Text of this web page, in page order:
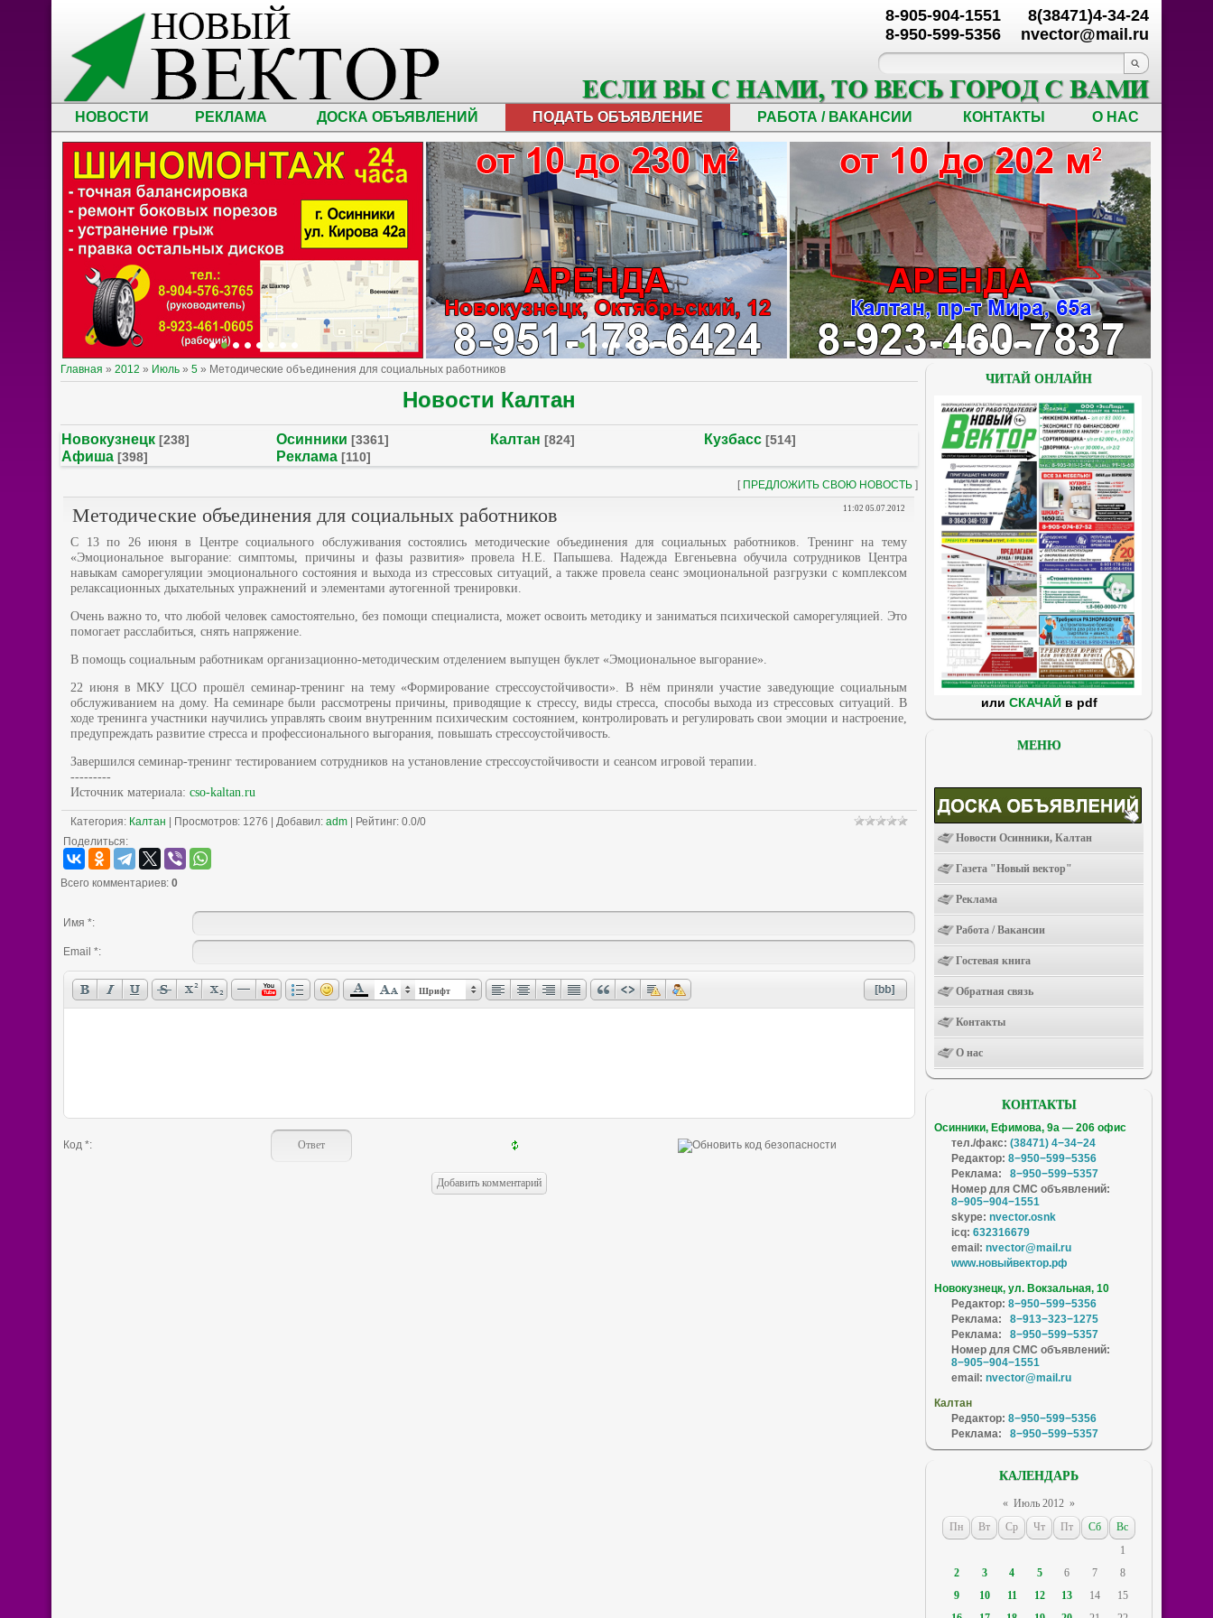
8(38471)4-34-24
nvector@mail.ru
8-905-904-1551
8-950-599-5356
НОВОСТИ РЕКЛАМА ДОСКА ОБЪЯВЛЕНИЙ ПОДАТЬ ОБЪЯВЛЕНИЕ РАБОТА / ВАКАНСИИ КОНТАКТЫ О НАС
Главная » 2012 » Июль » 5 » Методические объединения для социальных работников
Новости Калтан
Новокузнецк [238] Осинники [3361] Калтан [824] Кузбасс [514]
Афиша [398] Реклама [110]
[ ПРЕДЛОЖИТЬ СВОЮ НОВОСТЬ ]
11:02 05.07.2012
Методические объединения для социальных работников
С 13 по 26 июня в Центре социального обслуживания состоялись методические объединения для социальных работников. Тренинг на тему
«Эмоциональное выгорание: симптомы, причины и фазы развития» провела Н.Е. Папышева. Надежда Евгеньевна обучила сотрудников Центра
навыкам саморегуляции эмоционального состояния и выхода из стрессовых ситуаций, а также провела сеанс эмоциональной разгрузки с комплексом
релаксационных дыхательных упражнений и элементами аутогенной тренировки.
Очень важно то, что любой человек самостоятельно, без помощи специалиста, может освоить методику и заниматься психической саморегуляцией. Это
помогает расслабиться, снять напряжение.
В помощь социальным работникам организационно-методическим отделением выпущен буклет «Эмоциональное выгорание».
22 июня в МКУ ЦСО прошёл семинар-тренинг на тему «Формирование стрессоустойчивости». В нём приняли участие заведующие социальным
обслуживанием на дому. На семинаре были рассмотрены причины, приводящие к стрессу, виды стресса, способы выхода из стрессовых ситуаций. В
ходе тренинга участники научились управлять своим внутренним психическим состоянием, контролировать и регулировать свои эмоции и настроение,
предупреждать развитие стресса и профессионального выгорания, повышать стрессоустойчивость.
Завершился семинар-тренинг тестированием сотрудников на установление стрессоустойчивости и сеансом игровой терапии.
---------
Источник материала: cso-kaltan.ru
Категория: Калтан Просмотров: 1276 | Добавил: adm Рейтинг: 0.0/0
Поделиться:
Всего комментариев: 0
Имя *:
Email *:
Шрифт
Код *:
ЧИТАЙ ОНЛАЙН
или СКАЧАЙв pdf
МЕНЮ
Новости Осинники, Калтан
Газета "Новый вектор"
Реклама
Работа / Вакансии
Гостевая книга
Обратная связь
Контакты
О нас
КОНТАКТЫ
Осинники, Ефимова, 9а — 206 офис
тел./факс: (38471) 4−34−24
Редактор: 8−950−599−5356
Реклама:
8−950−599−5357
Номер для СМС объявлений:
8−905−904−1551
skype: nvector.osnk
icq: 632316679
email: nvector@mail.ru
www.новыйвектор.рф
Новокузнецк, ул. Вокзальная, 10
Редактор: 8−950−599−5356
Реклама:
8−913−323−1275
Реклама:
8−950−599−5357
Номер для СМС объявлений:
8−905−904−1551
email: nvector@mail.ru
Калтан
Редактор: 8−950−599−5356
Реклама:
8−950−599−5357
КАЛЕНДАРЬ
« Июль 2012 »
Пн
Вт Ср Чт Пт Сб
Вс
1
2
3 4 5 6 7
8
9
10 11 12 13 14
15